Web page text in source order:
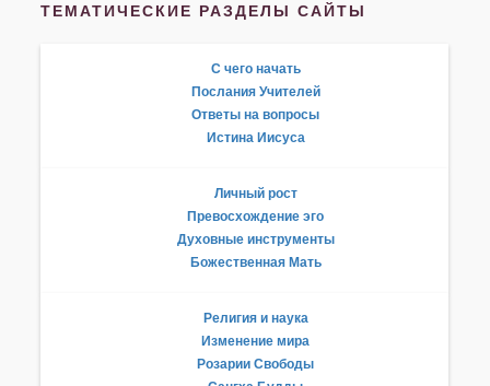
ТЕМАТИЧЕСКИЕ РАЗДЕЛЫ САЙТЫ
С чего начать
Послания Учителей
Ответы на вопросы
Истина Иисуса
Личный рост
Превосхождение эго
Духовные инструменты
Божественная Мать
Религия и наука
Изменение мира
Розарии Свободы